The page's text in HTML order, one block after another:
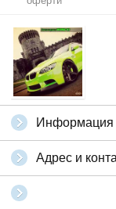
Информация
Адрес и